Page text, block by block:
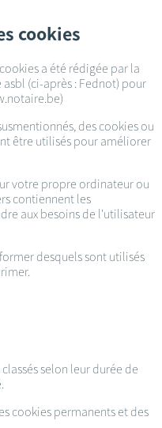
cookies
a été rédigée par la
(ci-après : Fednot) pour
des cookies ou
être utilisés pour améliorer
votre propre ordinateur ou
contiennent les
aux besoins de l'utilisateur
desquels sont utilisés
selon leur durée de
cookies permanents et des